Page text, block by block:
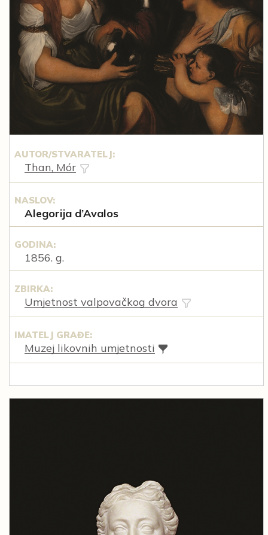
AUTOR/STVARATELJ:
Than, Mór
NASLOV:
Alegorija d’Avalos
GODINA:
1856. g.
ZBIRKA:
Umjetnost valpovačkog dvora
IMATELJ GRAĐE:
Muzej likovnih umjetnosti